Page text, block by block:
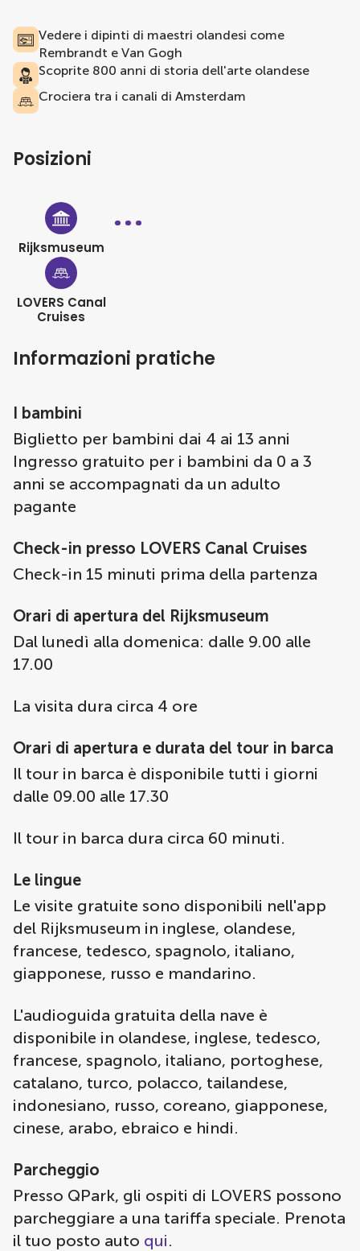
Vedere i dipinti di maestri olandesi come
Rembrandt e Van Gogh
Scoprite 800 anni di storia dell'arte olandese
Crociera tra i canali di Amsterdam
Posizioni
Rijksmuseum
LOVERS Canal
Cruises
Informazioni pratiche
I bambini
Biglietto per bambini dai 4 ai 13 anni
Ingresso gratuito per i bambini da 0 a 3
anni se accompagnati da un adulto
pagante
Check-in presso LOVERS Canal Cruises
Check-in 15 minuti prima della partenza
Orari di apertura del Rijksmuseum
Dal lunedì alla domenica: dalle 9.00 alle
17.00
La visita dura circa 4 ore
Orari di apertura e durata del tour in barca
Il tour in barca è disponibile tutti i giorni
dalle 09.00 alle 17.30
Il tour in barca dura circa 60 minuti.
Le lingue
Le visite gratuite sono disponibili nell'app
del Rijksmuseum in inglese, olandese,
francese, tedesco, spagnolo, italiano,
giapponese, russo e mandarino.
L'audioguida gratuita della nave è
disponibile in olandese, inglese, tedesco,
francese, spagnolo, italiano, portoghese,
catalano, turco, polacco, tailandese,
indonesiano, russo, coreano, giapponese,
cinese, arabo, ebraico e hindi.
Parcheggio
Presso QPark, gli ospiti di LOVERS possono
parcheggiare a una tariffa speciale. Prenota
il tuo posto auto qui.